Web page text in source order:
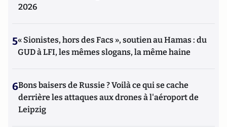
2026
5« Sionistes, hors des Facs », soutien au Hamas : du
GUD à LFI, les mêmes slogans, la même haine
6Bons baisers de Russie ? Voilà ce qui se cache
derrière les attaques aux drones à l'aéroport de
Leipzig